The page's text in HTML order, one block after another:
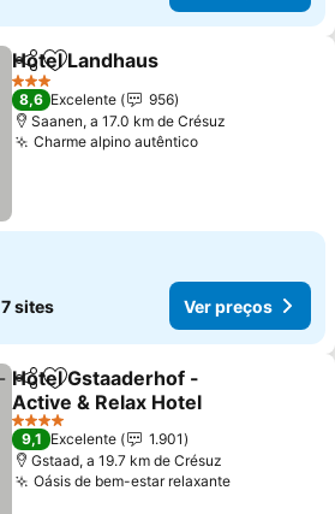
PartilharAdicionar aos favoritos
Hotel Landhaus
3 Estrelas
8,6 Excelente
956
Saanen, a 17.0 km de Crésuz
Charme alpino autênticoVer preços
7 sites Ver preços
PartilharAdicionar aos favoritos
Hotel Gstaaderhof -
Active & Relax Hotel
Ver preços
4 Estrelas
9,1 Excelente
1.901
Gstaad, a 19.7 km de Crésuz
Oásis de bem-estar relaxanteVer preços